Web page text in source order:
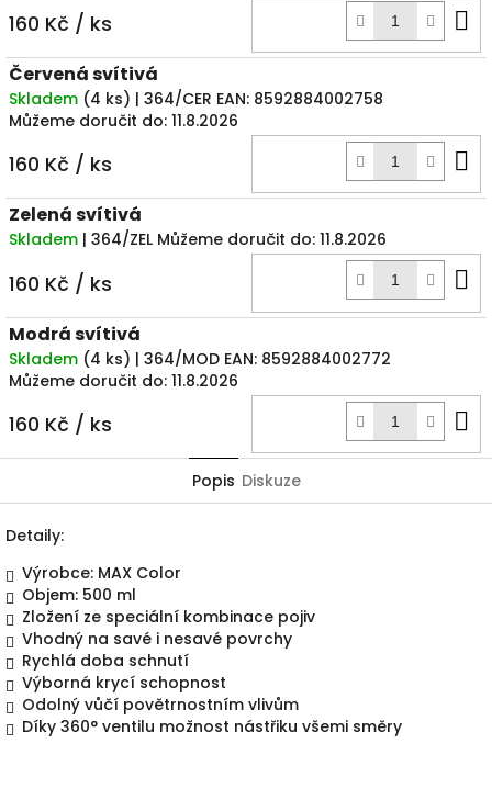
160 Kč / ks
Červená svítivá
Skladem (4 ks) | 364/CER EAN: 8592884002758
Můžeme doručit do: 11.8.2026
160 Kč / ks
Zelená svítivá
Skladem | 364/ZEL Můžeme doručit do: 11.8.2026
160 Kč / ks
Modrá svítivá
Skladem (4 ks) | 364/MOD EAN: 8592884002772
Můžeme doručit do: 11.8.2026
160 Kč / ks
Popis Diskuze
Detaily:
Výrobce: MAX Color
Objem: 500 ml
Zložení ze speciální kombinace pojiv
Vhodný na savé i nesavé povrchy
Rychlá doba schnutí
Výborná krycí schopnost
Odolný vůčí povětrnostním vlivům
Díky 360° ventilu možnost nástřiku všemi směry